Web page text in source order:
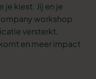
kiest. Jij en je
workshop
versterkt,
en meer impact